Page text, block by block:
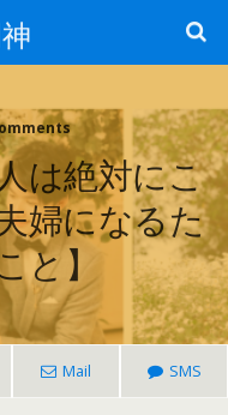
は絶対にこ
婦になるた
と】
Mail SMS